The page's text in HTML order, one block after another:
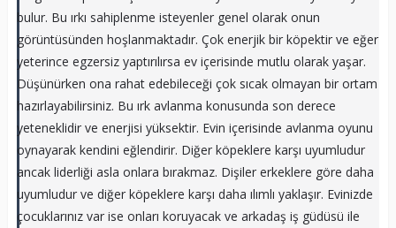
bulur. Bu ırkı sahiplenme isteyenler genel olarak onun
görüntüsünden hoşlanmaktadır. Çok enerjik bir köpektir ve eğer
yeterince egzersiz yaptırılırsa ev içerisinde mutlu olarak yaşar.
Düşünürken ona rahat edebileceği çok sıcak olmayan bir ortam
hazırlayabilirsiniz. Bu ırk avlanma konusunda son derece
yeteneklidir ve enerjisi yüksektir. Evin içerisinde avlanma oyunu
oynayarak kendini eğlendirir. Diğer köpeklere karşı uyumludur
ancak liderliği asla onlara bırakmaz. Dişiler erkeklere göre daha
uyumludur ve diğer köpeklere karşı daha ılımlı yaklaşır. Evinizde
çocuklarınız var ise onları koruyacak ve arkadaş iş güdüsü ile